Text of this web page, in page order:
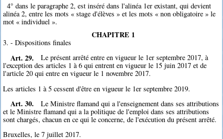
4° dans le paragraphe 2, est inséré dans l'alinéa 1er existant, qui devient
alinéa 2, entre les mots « stage d'élèves » et les mots « non obligatoire » le
mot « individuel ».
CHAPITRE 1
3. - Dispositions finales
Art. 29.
Le présent arrêté entre en vigueur le 1er septembre 2017, à
l'exception des articles 1 à 6 qui entrent en vigueur le 15 juin 2017 et de
l'article 20 qui entre en vigueur le 1 novembre 2017.
Les articles 1 à 5 cessent d'être en vigueur le 1er septembre 2019.
Art. 30.
Le Ministre flamand qui a l'enseignement dans ses attributions
et le Ministre flamand qui a la politique de l'emploi dans ses attributions
sont chargés, chacun en ce qui le concerne, de l'exécution du présent arrêté.
Bruxelles, le 7 juillet 2017.